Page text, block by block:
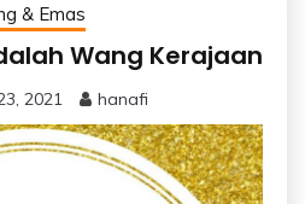
& Emas
Wang Kerajaan
2021 hanafi